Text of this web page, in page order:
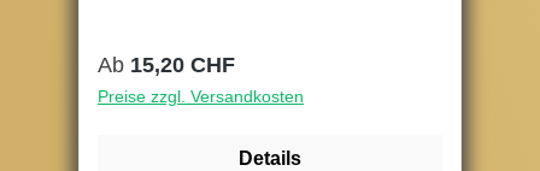
Regulärer Preis:
Ab 15,20 CHF
Preise zzgl. Versandkosten
Details